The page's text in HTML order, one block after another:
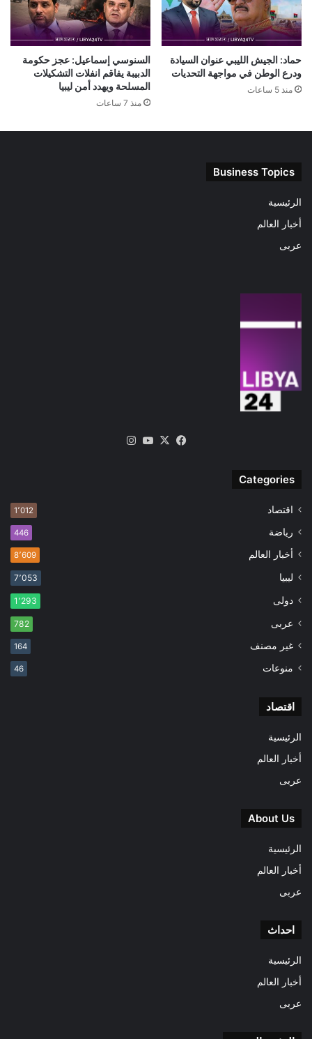
حماد: الجيش الليبي عنوان السيادة
ودرع الوطن في مواجهة التحديات
منذ 5 ساعات
السنوسي إسماعيل: عجز حكومة
الدبيبة يفاقم انفلات التشكيلات
المسلحة ويهدد أمن ليبيا
منذ 7 ساعات
Business Topics
الرئيسية
أخبار العالم
عربى
فيسبوك
‫X
‫YouTube
Categories
اقتصاد 1٬012
رياضة 446
أخبار العالم 8٬609
ليبيا 7٬053
دولى 1٬293
عربى 782
غير مصنف 164
منوعات 46
اقتصاد
الرئيسية
أخبار العالم
عربى
About Us
الرئيسية
أخبار العالم
عربى
احداث
الرئيسية
أخبار العالم
عربى